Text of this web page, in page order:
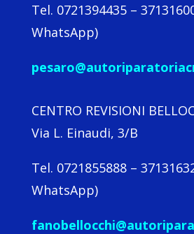
Tel. 0721394435 –
WhatsApp)
CENTRO REVISIONI
Via L. Einaudi, 3/B
Tel. 0721855888 –
WhatsApp)